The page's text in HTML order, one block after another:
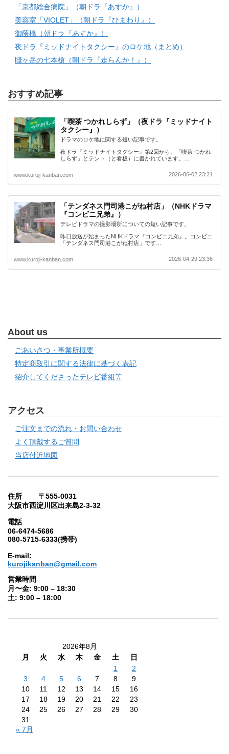
「京都総合病院」（朝ドラ『あすか』）
美容室「VIOLET」（朝ドラ『ひまわり』）
御蔭橋（朝ドラ『あすか』）
夜ドラ『ミッドナイトタクシー』のロケ地（まとめ）
賤ヶ岳の七本槍（朝ドラ『走らんか！』）
おすすめ記事
「喫茶 つかれしらず」（夜ドラ『ミッドナイト
タクシー』）
ドラマのロケ地に関する短い記事です。
夜ドラ『ミッドナイトタクシー』第2回から。「喫茶 つかれ
しらず」とテント（と看板）に書かれています。…
www.kuroji-kanban.com 2026-06-02 23:21
「テンダネス門司港こがね村店」（NHKドラマ
『コンビニ兄弟』）
テレビドラマの撮影場所についての短い記事です。
昨日放送が始まったNHKドラマ『コンビニ兄弟』。コンビニ
「テンダネス門司港こがね村店」です…
www.kuroji-kanban.com 2026-04-29 23:36
About us
ごあいさつ・事業所概要
特定商取引に関する法律に基づく表記
紹介してくださったテレビ番組等
アクセス
ご注文までの流れ・お問い合わせ
よく頂戴するご質問
当店付近地図
住所 〒555-0031
大阪市西淀川区出来島2-3-32
電話
06-6474-5686
080-5715-6333(携帯)
E-mail:
kurojikanban@gmail.com
営業時間
月〜金: 9:00 – 18:30
土: 9:00 – 18:00
2026年8月
月
火 水 木 金 土
日
1
2
3
4 5 6 7 8
9
10
11 12 13 14 15
16
17
18 19 20 21 22
23
24
25 26 27 28 29
30
31
« 7月